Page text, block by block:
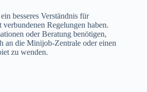
besseres Verständnis für
Regelungen haben.
oder Beratung benötigen,
an die Minijob-Zentrale oder einen
zu wenden.